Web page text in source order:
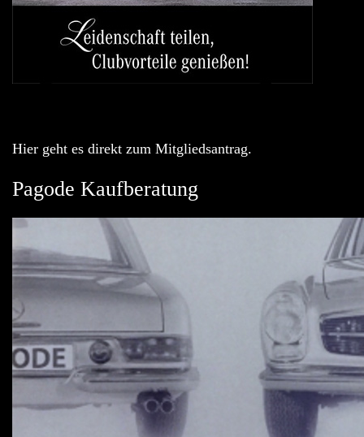
Hier geht es direkt zum Mitgliedsantrag.
Pagode Kaufberatung